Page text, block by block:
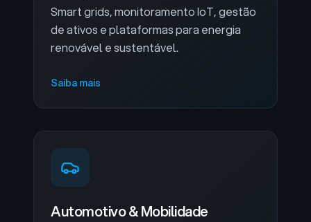
Smart grids, monitoramento IoT, gestão
de ativos e plataformas para energia
renovável e sustentável.
Saiba mais
Automotivo & Mobilidade